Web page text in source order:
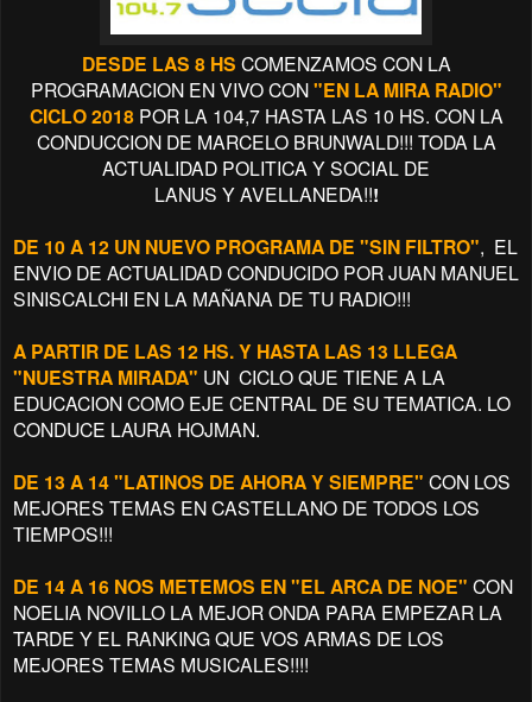
DESDE LAS 8 HS COMENZAMOS CON LA
PROGRAMACION EN VIVO CON"EN LA MIRA RADIO"
CICLO 2018 POR LA 104,7 HASTA LAS 10 HS. CON LA
CONDUCCION DE MARCELO BRUNWALD!!! TODA LA
ACTUALIDAD POLITICA Y SOCIAL DE
LANUS Y AVELLANEDA!!!
DE 10 A 12 UN NUEVO PROGRAMA DE "SIN FILTRO", EL
ENVIO DE ACTUALIDAD CONDUCIDO POR JUAN MANUEL
SINISCALCHI EN LA MAÑANA DE TU RADIO!!!
A PARTIR DE LAS 12 HS. Y HASTA LAS 13 LLEGA
"NUESTRA MIRADA" UN CICLO QUE TIENE A LA
EDUCACION COMO EJE CENTRAL DE SU TEMATICA. LO
CONDUCE LAURA HOJMAN.
DE 13 A 14 "LATINOS DE AHORA Y SIEMPRE" CON LOS
MEJORES TEMAS EN CASTELLANO DE TODOS LOS
TIEMPOS!!!
DE 14 A 16 NOS METEMOS EN "EL ARCA DE NOE" CON
NOELIA NOVILLO LA MEJOR ONDA PARA EMPEZAR LA
TARDE Y EL RANKING QUE VOS ARMAS DE LOS
MEJORES TEMAS MUSICALES!!!!